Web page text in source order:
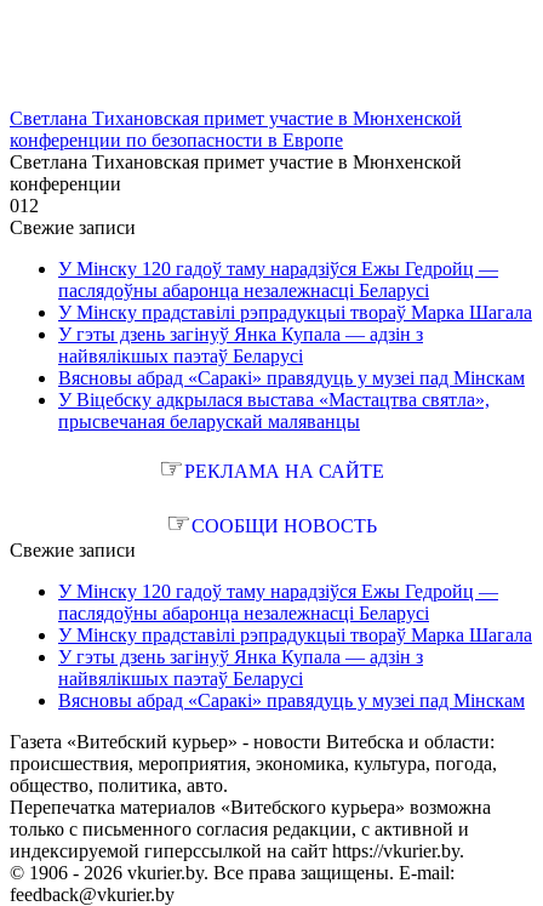
Светлана Тихановская примет участие в Мюнхенской
конференции по безопасности в Европе
Светлана Тихановская примет участие в Мюнхенской
конференции
012
Свежие записи
У Мінску 120 гадоў таму нарадзіўся Ежы Гедройц —
паслядоўны абаронца незалежнасці Беларусі
У Мінску прадставілі рэпрадукцыі твораў Марка Шагала
У гэты дзень загінуў Янка Купала — адзін з
найвялікшых паэтаў Беларусі
Вясновы абрад «Саракі» правядуць у музеі пад Мінскам
У Віцебску адкрылася выстава «Мастацтва святла»,
прысвечаная беларускай маляванцы
☞РЕКЛАМА НА САЙТЕ
☞СООБЩИ НОВОСТЬ
Свежие записи
У Мінску 120 гадоў таму нарадзіўся Ежы Гедройц —
паслядоўны абаронца незалежнасці Беларусі
У Мінску прадставілі рэпрадукцыі твораў Марка Шагала
У гэты дзень загінуў Янка Купала — адзін з
найвялікшых паэтаў Беларусі
Вясновы абрад «Саракі» правядуць у музеі пад Мінскам
Газета «Витебский курьер» - новости Витебска и области:
происшествия, мероприятия, экономика, культура, погода,
общество, политика, авто.
Перепечатка материалов «Витебского курьера» возможна
только с письменного согласия редакции, с активной и
индексируемой гиперссылкой на сайт https://vkurier.by.
© 1906 - 2026 vkurier.by. Все права защищены. E-mail:
feedback@vkurier.by